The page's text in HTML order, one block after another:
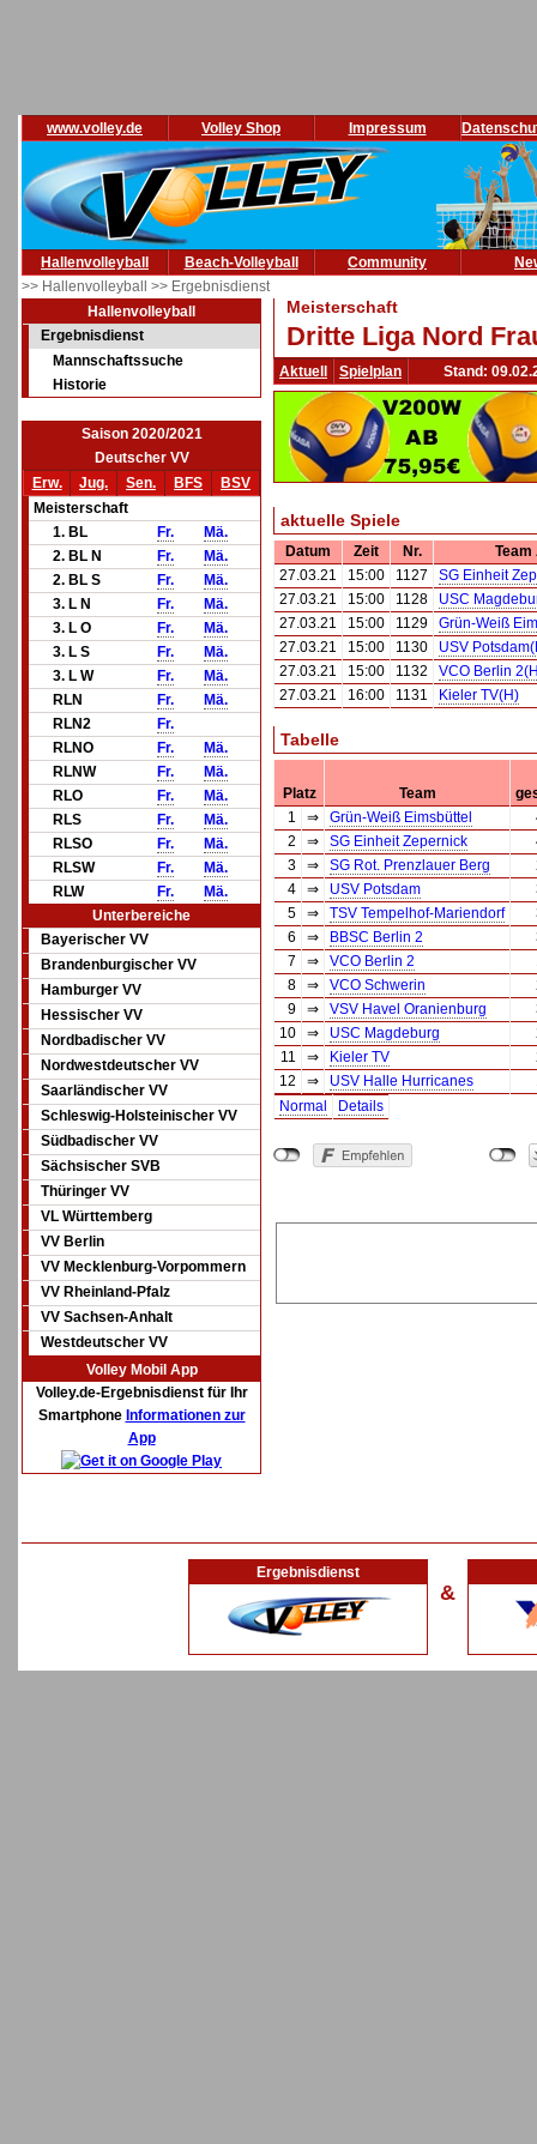
www.volley.de Volley Shop Impressum
Hallenvolleyball Beach-Volleyball Community
>> Hallenvolleyball >> Ergebnisdienst
Hallenvolleyball
Ergebnisdienst
Mannschaftssuche
Historie
Saison 2020/2021
Deutscher VV
Erw.
Jug. Sen. BFS
BSV
Meisterschaft
1. BL
Fr.
Mä.
2. BL N
Fr.
Mä.
2. BL S
Fr.
Mä.
3. L N
Fr.
Mä.
3. L O
Fr.
Mä.
3. L S
Fr.
Mä.
3. L W
Fr.
Mä.
RLN
Fr.
Mä.
RLN2
Fr.
RLNO
Fr.
Mä.
RLNW
Fr.
Mä.
RLO
Fr.
Mä.
RLS
Fr.
Mä.
RLSO
Fr.
Mä.
RLSW
Fr.
Mä.
RLW
Fr.
Mä.
Unterbereiche
Bayerischer VV
Brandenburgischer VV
Hamburger VV
Hessischer VV
Nordbadischer VV
Nordwestdeutscher VV
Saarländischer VV
Schleswig-Holsteinischer VV
Südbadischer VV
Sächsischer SVB
Thüringer VV
VL Württemberg
VV Berlin
VV Mecklenburg-Vorpommern
VV Rheinland-Pfalz
VV Sachsen-Anhalt
Westdeutscher VV
Volley Mobil App
Volley.de-Ergebnisdienst für Ihr
Smartphone Informationen zur
App
Meisterschaft
Dritte Liga Nord
Aktuell Spielplan Stand:
aktuelle Spiele
Datum Zeit Nr.
Team
27.03.21
15:00 1127
SG Einheit
27.03.21
15:00 1128
USC
27.03.21
15:00 1129
Grün-Weiß
27.03.21
15:00 1130
USV
27.03.21
15:00 1132
VCO Berlin
27.03.21
16:00 1131 Kieler TV(H)
Tabelle
Platz Team
1
⇒ Grün-Weiß Eimsbüttel
2
⇒ SG Einheit Zepernick
3
⇒ SG Rot. Prenzlauer Berg
4
⇒ USV Potsdam
5
⇒ TSV Tempelhof-Mariendorf
6
⇒ BBSC Berlin 2
7
⇒ VCO Berlin 2
8
⇒ VCO Schwerin
9
⇒ VSV Havel Oranienburg
10
⇒ USC Magdeburg
11
⇒ Kieler TV
12
⇒ USV Halle Hurricanes
Normal
Details
Ergebnisdienst
&